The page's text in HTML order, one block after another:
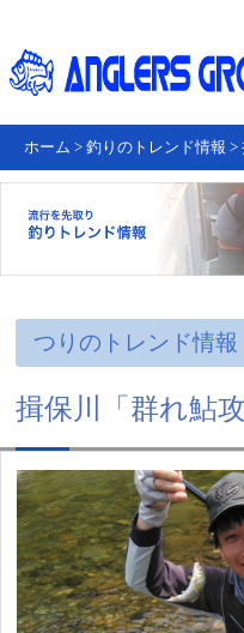
ホーム > 釣りのトレンド情報 >
つりのトレンド情報
揖保川「群れ鮎攻